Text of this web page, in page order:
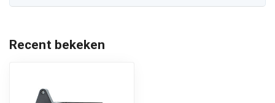
F1069FD2P
F1069FD3P
Recent bekeken